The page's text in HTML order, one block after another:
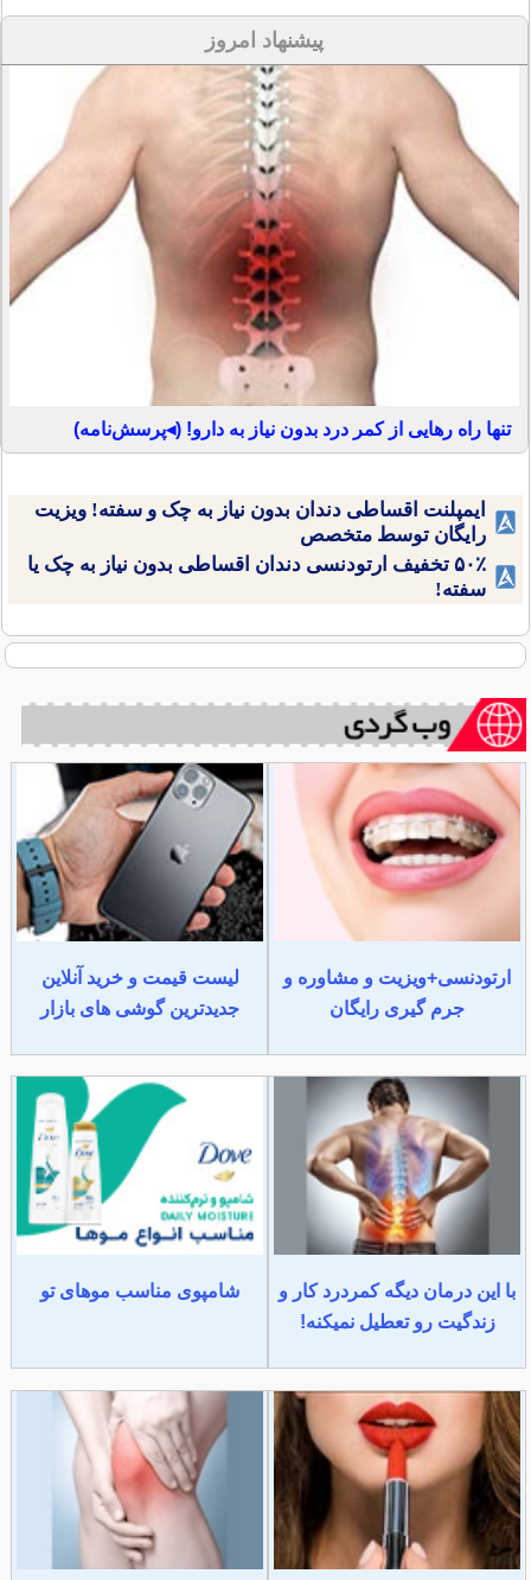
پیشنهاد امروز
تنها راه رهایی از کمر درد بدون نیاز به دارو! (◂پرسش‌نامه)
ایمپلنت اقساطی دندان بدون نیاز به چک و سفته! ویزیت
رایگان توسط متخصص
۵۰٪ تخفیف ارتودنسی دندان اقساطی بدون نیاز به چک یا
سفته!
ارتودنسی+ویزیت و مشاوره و
جرم گیری رایگان
لیست قیمت و خرید آنلاین
جدیدترین گوشی های بازار
با این درمان دیگه کمردرد کار و
زندگیت رو تعطیل نمیکنه!
شامپوی مناسب موهای تو